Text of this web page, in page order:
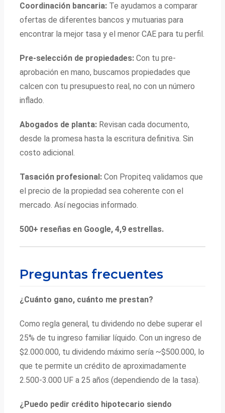
Coordinación bancaria: Te ayudamos a comparar
ofertas de diferentes bancos y mutuarias para
encontrar la mejor tasa y el menor CAE para tu perfil.
Pre-selección de propiedades: Con tu pre-
aprobación en mano, buscamos propiedades que
calcen con tu presupuesto real, no con un número
inflado.
Abogados de planta: Revisan cada documento,
desde la promesa hasta la escritura definitiva. Sin
costo adicional.
Tasación profesional: Con Propiteq validamos que
el precio de la propiedad sea coherente con el
mercado. Así negocias informado.
500+ reseñas en Google, 4,9 estrellas.
Preguntas frecuentes
¿Cuánto gano, cuánto me prestan?
Como regla general, tu dividendo no debe superar el
25% de tu ingreso familiar líquido. Con un ingreso de
$2.000.000, tu dividendo máximo sería ~$500.000, lo
que te permite un crédito de aproximadamente
2.500-3.000 UF a 25 años (dependiendo de la tasa).
¿Puedo pedir crédito hipotecario siendo